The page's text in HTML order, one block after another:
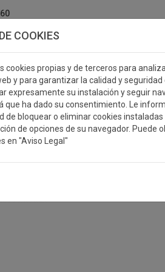
COOKIES
cookies propias y de terceros para
y para garantizar la calidad y seguridad
expresamente su instalación y seguir
que ha dado su consentimiento. Le
de bloquear o eliminar cookies
de opciones de su navegador. Puede
en "Aviso Legal"
MEDALLAS